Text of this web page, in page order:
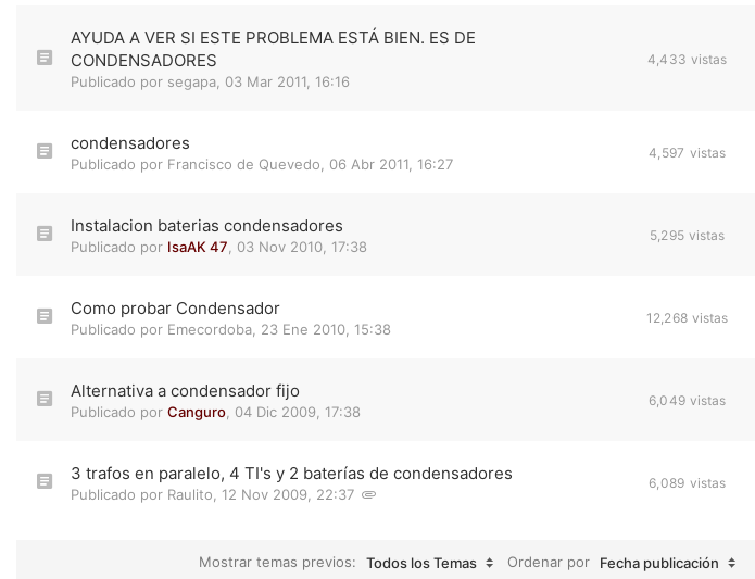
AYUDA A VER SI ESTE PROBLEMA ESTÁ BIEN. ES DE
CONDENSADORES
Publicado por segapa 03 Mar 2011, 16:16
4,433 vistas
condensadores
Publicado por Francisco de Quevedo 06 Abr 2011, 16:27
4,597 vistas
Instalacion baterias condensadores
Publicado por IsaAK 47 03 Nov 2010, 17:38
5,295 vistas
Como probar Condensador
Publicado por Emecordoba 23 Ene 2010, 15:38
12,268 vistas
Alternativa a condensador fijo
Publicado por Canguro 04 Dic 2009, 17:38
6,049 vistas
3 trafos en paralelo, 4 TI's y 2 baterías de condensadores
Publicado por Raulito 12 Nov 2009, 22:37
6,089 vistas
Mostrar temas previos: Todos los Temas Ordenar por Fecha publicación